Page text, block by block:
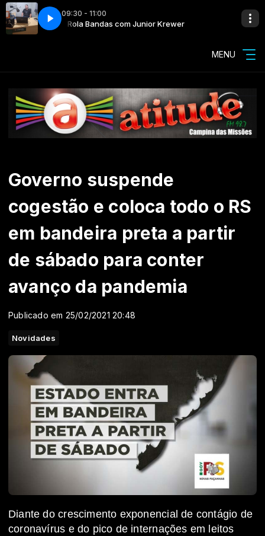
09:30 - 11:00
Rola Bandas com Junior Krewer
Hi-Fi Internet Stream
MENU
Governo suspende
cogestão e coloca todo o RS
em bandeira preta a partir
de sábado para conter
avanço da pandemia
Publicado em 25/02/2021 20:48
Novidades
Diante do crescimento exponencial de contágio de
coronavírus e do pico de internações em leitos